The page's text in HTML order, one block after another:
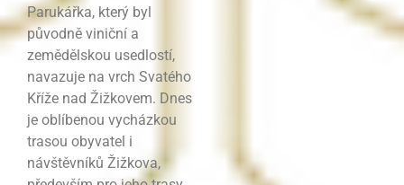
Parukářka, který byl
původně viniční a
zemědělskou usedlostí,
navazuje na vrch Svatého
Kříže nad Žižkovem. Dnes
je oblíbenou vycházkou
trasou obyvatel i
návštěvníků Žižkova,